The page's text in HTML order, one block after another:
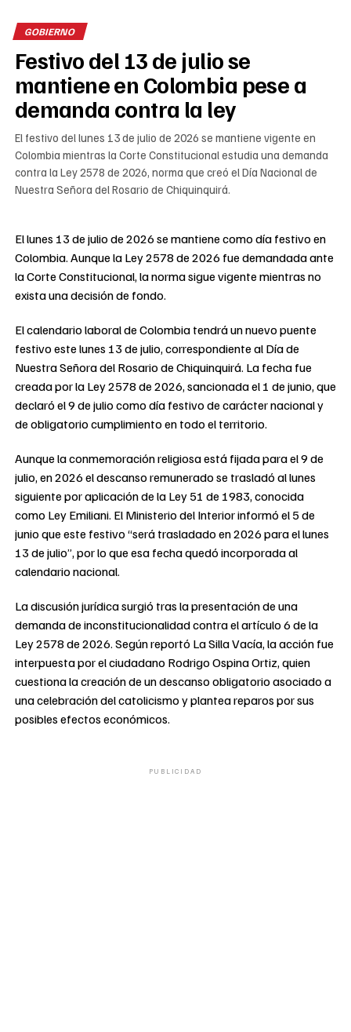
GOBIERNO
Festivo del 13 de julio se
mantiene en Colombia pese a
demanda contra la ley
El festivo del lunes 13 de julio de 2026 se mantiene vigente en
Colombia mientras la Corte Constitucional estudia una demanda
contra la Ley 2578 de 2026, norma que creó el Día Nacional de
Nuestra Señora del Rosario de Chiquinquirá.
El lunes 13 de julio de 2026 se mantiene como día festivo en
Colombia. Aunque la Ley 2578 de 2026 fue demandada ante
la Corte Constitucional, la norma sigue vigente mientras no
exista una decisión de fondo.
El calendario laboral de Colombia tendrá un nuevo puente
festivo este lunes 13 de julio, correspondiente al Día de
Nuestra Señora del Rosario de Chiquinquirá. La fecha fue
creada por la Ley 2578 de 2026, sancionada el 1 de junio, que
declaró el 9 de julio como día festivo de carácter nacional y
de obligatorio cumplimiento en todo el territorio.
Aunque la conmemoración religiosa está fijada para el 9 de
julio, en 2026 el descanso remunerado se trasladó al lunes
siguiente por aplicación de la Ley 51 de 1983, conocida
como Ley Emiliani. El Ministerio del Interior informó el 5 de
junio que este festivo “será trasladado en 2026 para el lunes
13 de julio”, por lo que esa fecha quedó incorporada al
calendario nacional.
La discusión jurídica surgió tras la presentación de una
demanda de inconstitucionalidad contra el artículo 6 de la
Ley 2578 de 2026. Según reportó La Silla Vacía, la acción fue
interpuesta por el ciudadano Rodrigo Ospina Ortiz, quien
cuestiona la creación de un descanso obligatorio asociado a
una celebración del catolicismo y plantea reparos por sus
posibles efectos económicos.
PUBLICIDAD